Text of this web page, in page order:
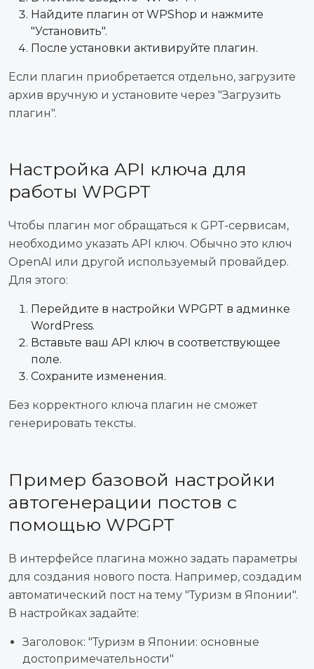
Найдите плагин от WPShop и нажмите
"Установить".
После установки активируйте плагин.
Если плагин приобретается отдельно, загрузите
архив вручную и установите через "Загрузить
плагин".
Настройка API ключа для
работы WPGPT
Чтобы плагин мог обращаться к GPT-сервисам,
необходимо указать API ключ. Обычно это ключ
OpenAI или другой используемый провайдер.
Для этого:
Перейдите в настройки WPGPT в админке
WordPress.
Вставьте ваш API ключ в соответствующее
поле.
Сохраните изменения.
Без корректного ключа плагин не сможет
генерировать тексты.
Пример базовой настройки
автогенерации постов с
помощью WPGPT
В интерфейсе плагина можно задать параметры
для создания нового поста. Например, создадим
автоматический пост на тему "Туризм в Японии".
В настройках задайте:
Заголовок: "Туризм в Японии: основные
достопримечательности"